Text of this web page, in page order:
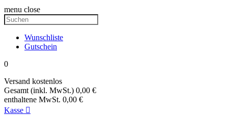
menu close
Wunschliste
Gutschein
0
Versand kostenlos
Gesamt (inkl. MwSt.) 0,00 €
enthaltene MwSt. 0,00 €
Kasse 